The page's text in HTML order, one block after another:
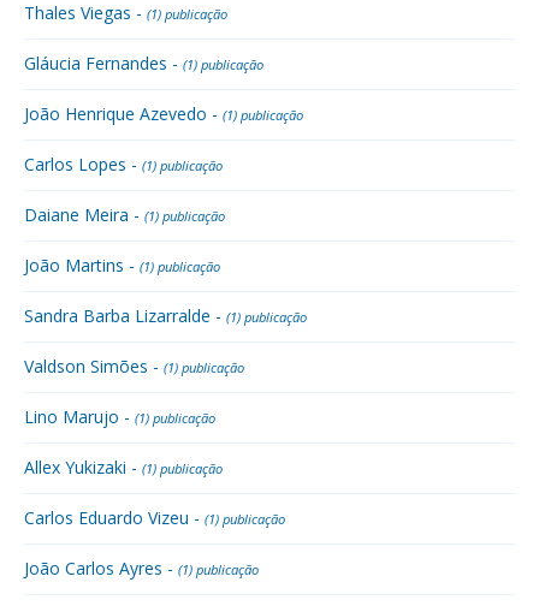
Thales Viegas - (1) publicação
Gláucia Fernandes - (1) publicação
João Henrique Azevedo - (1) publicação
Carlos Lopes - (1) publicação
Daiane Meira - (1) publicação
João Martins - (1) publicação
Sandra Barba Lizarralde - (1) publicação
Valdson Simões - (1) publicação
Lino Marujo - (1) publicação
Allex Yukizaki - (1) publicação
Carlos Eduardo Vizeu - (1) publicação
João Carlos Ayres - (1) publicação